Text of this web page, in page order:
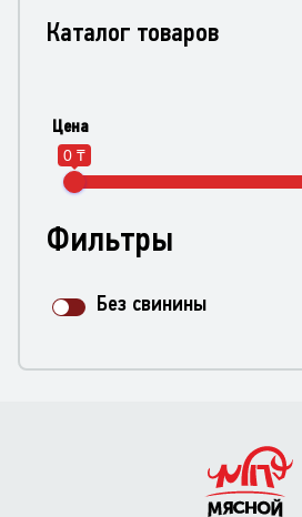
Каталог товаров
Цена
0 ₸
Фильтры
Без свинины